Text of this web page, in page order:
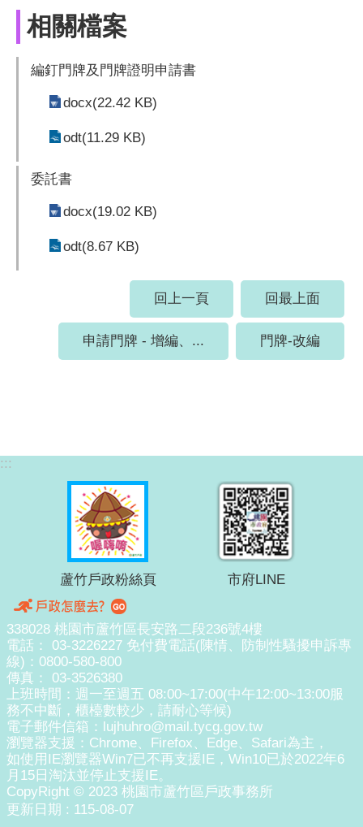
相關檔案
編釘門牌及門牌證明申請書
docx(22.42 KB)
odt(11.29 KB)
委託書
docx(19.02 KB)
odt(8.67 KB)
回上一頁 回最上面
申請門牌 - 增編、... 門牌-改編
:::
蘆竹戶政粉絲頁 市府LINE
338028 桃園市蘆竹區長安路二段236號4樓
電話： 03-3226227 免付費電話(陳情、防制性騷擾申訴專
線)：0800-580-800
傳真： 03-3526380
上班時間：週一至週五 08:00~17:00(中午12:00~13:00服
務不中斷，櫃檯數較少，請耐心等候)
電子郵件信箱：lujhuhro@mail.tycg.gov.tw
瀏覽器支援：Chrome、Firefox、Edge、Safari為主，
如使用IE瀏覽器Win7已不再支援IE，Win10已於2022年6
月15日淘汰並停止支援IE。
CopyRight © 2023 桃園市蘆竹區戶政事務所
更新日期
115-08-07